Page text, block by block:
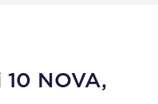
NOVA,